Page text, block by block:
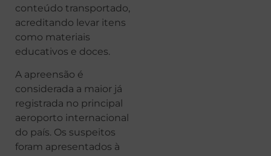
conteúdo transportado,
acreditando levar itens
como materiais
educativos e doces.
A apreensão é
considerada a maior já
registrada no principal
aeroporto internacional
do país. Os suspeitos
foram apresentados à